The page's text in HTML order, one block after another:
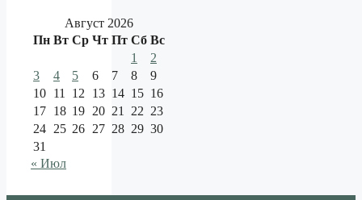
Август 2026
Пн Вт Ср Чт Пт Сб Вс
1
2
3
4 5 6 7 8
9
10 11 12 13 14 15 16
17 18 19 20 21 22 23
24 25 26 27 28 29 30
31
« Июл